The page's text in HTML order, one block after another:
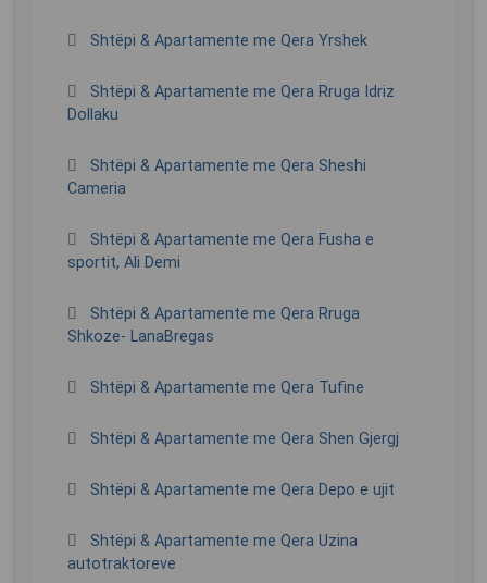
Shtëpi & Apartamente me Qera Yrshek
Shtëpi & Apartamente me Qera Rruga Idriz
Dollaku
Shtëpi & Apartamente me Qera Sheshi
Cameria
Shtëpi & Apartamente me Qera Fusha e
sportit, Ali Demi
Shtëpi & Apartamente me Qera Rruga
Shkoze- LanaBregas
Shtëpi & Apartamente me Qera Tufine
Shtëpi & Apartamente me Qera Shen Gjergj
Shtëpi & Apartamente me Qera Depo e ujit
Shtëpi & Apartamente me Qera Uzina
autotraktoreve